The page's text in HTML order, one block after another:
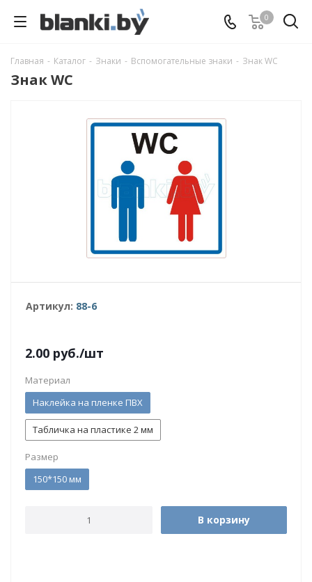
0
Главная - Каталог - Знаки - Вспомогательные знаки - Знак WC
Знак WC
Артикул: 88-6
2.00 руб./шт
Материал
Наклейка на пленке ПВХ
Табличка на пластике 2 мм
Размер
150*150 мм
В корзину